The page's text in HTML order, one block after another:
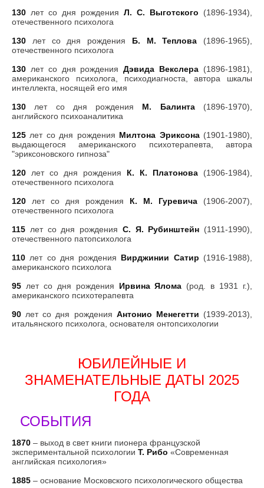
130 лет со дня рождения Л. С. Выготского (1896-1934),
отечественного психолога
130 лет со дня рождения Б. М. Теплова (1896-1965),
отечественного психолога
130 лет со дня рожденияДэвида Векслера (1896-1981),
американского психолога, психодиагноста, автора шкалы
интеллекта, носящей его имя
130 лет со дня рождения М. Балинта(1896-1970),
английского психоаналитика
125 лет со дня рождения Милтона Эриксона(1901-1980),
выдающегося американского психотерапевта, автора
"эриксоновского гипноза"
120 лет со дня рождения К. К. Платонова (1906-1984),
отечественного психолога
120 лет со дня рождения К. М. Гуревича (1906-2007),
отечественного психолога
115 лет со дня рождения С. Я. Рубинштейн (1911-1990),
отечественного патопсихолога
110 лет со дня рождения Вирджинии Сатир (1916-1988),
американского психолога
95 лет со дня рождения Ирвина Ялома (род. в 1931 г.),
американского психотерапевта
90 лет со дня рождения Антонио Менегетти (1939-2013),
итальянского психолога, основателя онтопсихологии
ЮБИЛЕЙНЫЕ И
ЗНАМЕНАТЕЛЬНЫЕ ДАТЫ 2025
ГОДА
СОБЫТИЯ
1870 – выход в свет книги пионера французской
экспериментальной психологии Т. Рибо «Современная
английская психология»
1885 – основание Московского психологического общества